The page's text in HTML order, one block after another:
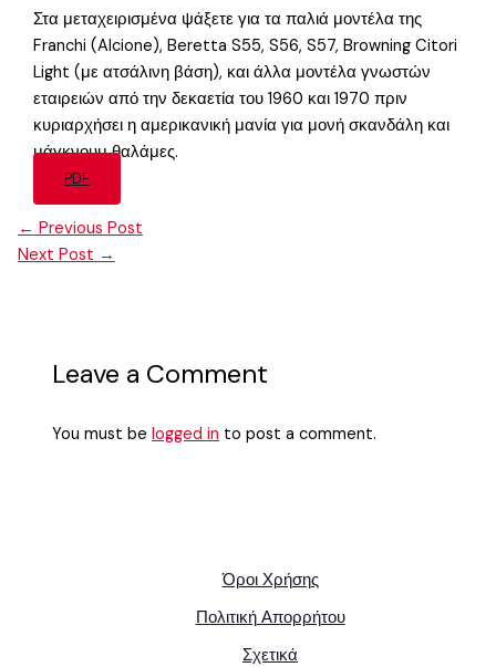
Στα μεταχειρισμένα ψάξετε για τα παλιά μοντέλα της
Franchi (Alcione), Beretta S55, S56, S57, Browning Citori
Light (με ατσάλινη βάση), και άλλα μοντέλα γνωστών
εταιρειών από την δεκαετία του 1960 και 1970 πριν
κυριαρχήσει η αμερικανική μανία για μονή σκανδάλη και
μάγκνουμ θαλάμες.
PDF
← Previous Post
Next Post →
Leave a Comment
You must belogged in to post a comment.
Όροι Χρήσης
Πολιτική Απορρήτου
Σχετικά